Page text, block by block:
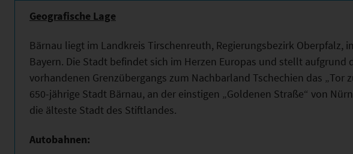
Geografische Lage
Bärnau liegt im Landkreis Tirschenreuth, Regierungsbezirk Oberpfalz,
Bayern. Die Stadt befindet sich im Herzen Europas und stellt aufgrund
vorhandenen Grenzübergangs zum Nachbarland Tschechien das „Tor
650-jährige Stadt Bärnau, an der einstigen „Goldenen Straße“ von
die älteste Stadt des Stiftlandes.
Autobahnen: